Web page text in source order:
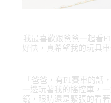
我最喜歡跟爸爸一起看
好快，真希望我的玩具
「爸爸，有F1賽車的話
一邊玩著我的搖控車，
鏡，眼睛還是緊張的看